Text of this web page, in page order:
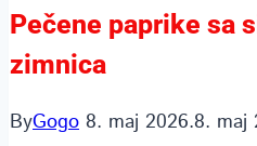
Pečene paprike sa
zimnica
ByGogo 8. maj 2026.8. maj